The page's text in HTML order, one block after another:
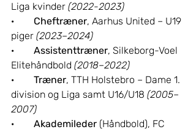
Liga kvinder (2022-2023)
· Cheftræner, Aarhus United – U19
piger (2023–2024)
· Assistenttræner, Silkeborg-Voel
Elitehåndbold (2018–2022)
· Træner, TTH Holstebro – Dame 1.
division og Liga samt U16/U18 (2005–
2007)
· Akademileder (Håndbold), FC